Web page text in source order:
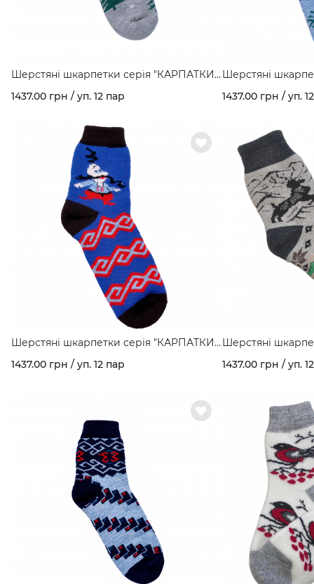
Шерстяні шкарпетки серія "КАРПАТКИ"
мал. Гори арт. 160
1437.00 грн / уп. 12 пар
Шерстяні
мал. З хатинкою
1437.00 грн / уп.
Шерстяні шкарпетки серія "КАРПАТКИ"
мал. Козак арт. 160
1437.00 грн / уп. 12 пар
Шерстяні
мал. Олень арт.
1437.00 грн / уп.